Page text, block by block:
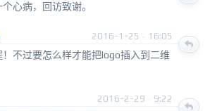
心病，回访致谢。
2016-1-25 · 16:05
不过要怎么样才能把logo插入到二维
2016-2-29 · 9:22